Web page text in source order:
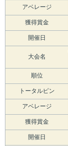
アベレージ
獲得賞金
開催日
大会名
順位
トータルピン
アベレージ
獲得賞金
開催日